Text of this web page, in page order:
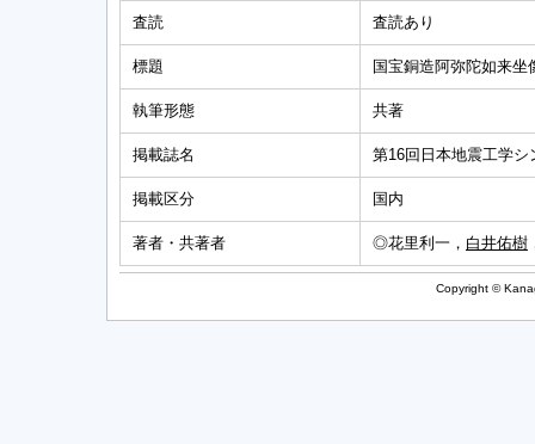
査読 査読あり
標題 国宝銅造阿弥陀如来
執筆形態 共著
掲載誌名 第16回日本地震工学シ
掲載区分 国内
著者・共著者 ◎花里利一， 白井佑樹
Copyright ©